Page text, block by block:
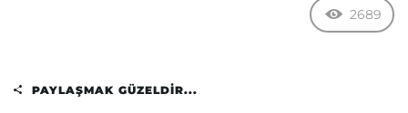
2689
PAYLAŞMAK GÜZELDIR...